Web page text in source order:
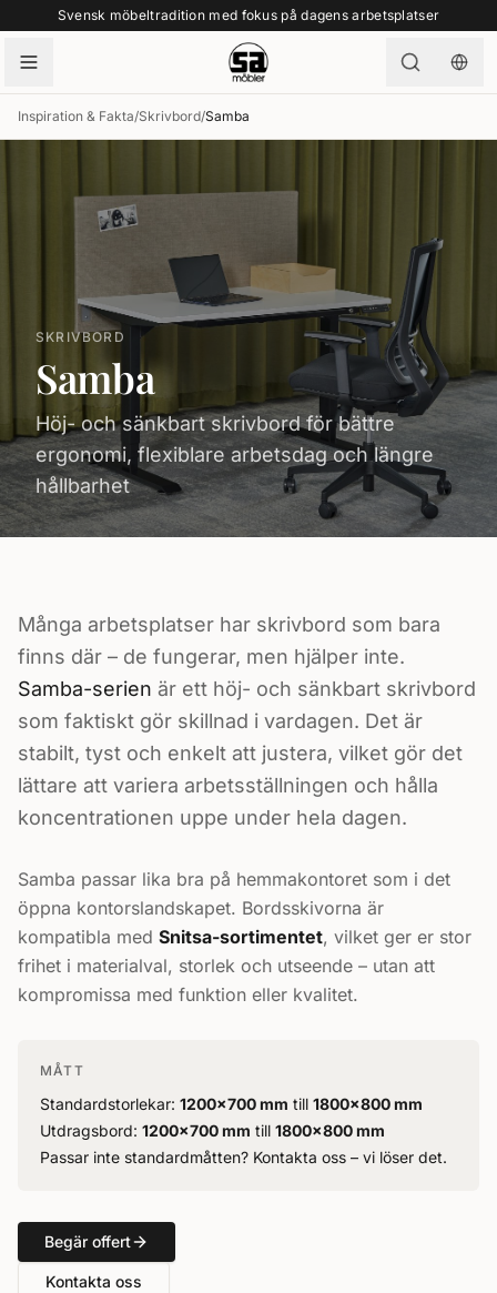
Svensk möbeltradition med fokus på dagens arbetsplatser
Inspiration & Fakta/Skrivbord/Samba
SKRIVBORD
Samba
Höj- och sänkbart skrivbord för bättre
ergonomi, flexiblare arbetsdag och längre
hållbarhet
Många arbetsplatser har skrivbord som bara
finns där – de fungerar, men hjälper inte.
Samba-serien är ett höj- och sänkbart skrivbord
som faktiskt gör skillnad i vardagen. Det är
stabilt, tyst och enkelt att justera, vilket gör det
lättare att variera arbetsställningen och hålla
koncentrationen uppe under hela dagen.
Samba passar lika bra på hemmakontoret som i det
öppna kontorslandskapet. Bordsskivorna är
kompatibla med Snitsa-sortimentet, vilket ger er stor
frihet i materialval, storlek och utseende – utan att
kompromissa med funktion eller kvalitet.
MÅTT
Standardstorlekar: 1200×700 mm till 1800×800 mm
Utdragsbord: 1200×700 mm till 1800×800 mm
Passar inte standardmåtten? Kontakta oss – vi löser det.
Begär offert
Kontakta oss